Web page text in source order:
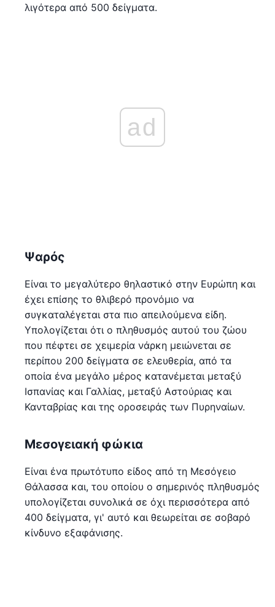
λιγότερα από 500 δείγματα.
ad
Ψαρός
Είναι το μεγαλύτερο θηλαστικό στην Ευρώπη και
έχει επίσης το θλιβερό προνόμιο να
συγκαταλέγεται στα πιο απειλούμενα είδη.
Υπολογίζεται ότι ο πληθυσμός αυτού του ζώου
που πέφτει σε χειμερία νάρκη μειώνεται σε
περίπου 200 δείγματα σε ελευθερία, από τα
οποία ένα μεγάλο μέρος κατανέμεται μεταξύ
Ισπανίας και Γαλλίας, μεταξύ Αστούριας και
Κανταβρίας και της οροσειράς των Πυρηναίων.
Μεσογειακή φώκια
Είναι ένα πρωτότυπο είδος από τη Μεσόγειο
Θάλασσα και, του οποίου ο σημερινός πληθυσμός
υπολογίζεται συνολικά σε όχι περισσότερα από
400 δείγματα, γι' αυτό και θεωρείται σε σοβαρό
κίνδυνο εξαφάνισης.